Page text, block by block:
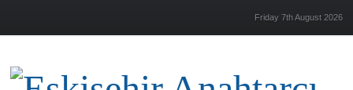
Friday 7th August 2026